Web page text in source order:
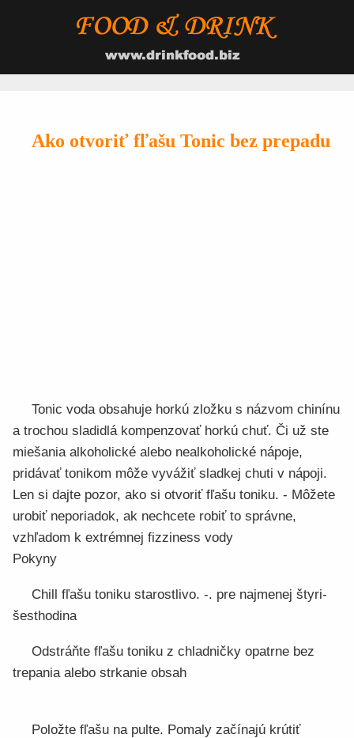
Ako otvoriť fľašu Tonic bez prepadu
Tonic voda obsahuje horkú zložku s názvom chinínu
a trochou sladidlá kompenzovať horkú chuť. Či už ste
miešania alkoholické alebo nealkoholické nápoje,
pridávať tonikom môže vyvážiť sladkej chuti v nápoji.
Len si dajte pozor, ako si otvoriť fľašu toniku. - Môžete
urobiť neporiadok, ak nechcete robiť to správne,
vzhľadom k extrémnej fizziness vody
Pokyny
Chill fľašu toniku starostlivo. -. pre najmenej štyri-
šesthodina
Odstráňte fľašu toniku z chladničky opatrne bez
trepania alebo strkanie obsah
Položte fľašu na pulte. Pomaly začínajú krútiť